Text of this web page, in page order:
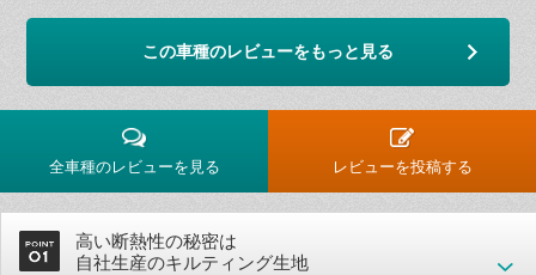
この車種のレビューをもっと見る
全車種のレビューを見る レビューを投稿する
高い断熱性の秘密は
自社生産のキルティング生地